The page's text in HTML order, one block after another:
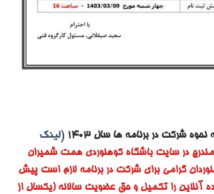
نحوه شرکت در برنامه ها سال ۱۴۰۳
(لینک
مندرج در سایت باشگاه کوهنوردی همت شمیران
گرامی برای شرکت در برنامه لازم است پیش
آنلاین را تکمیل و حق عضویت سالانه (یکسال از